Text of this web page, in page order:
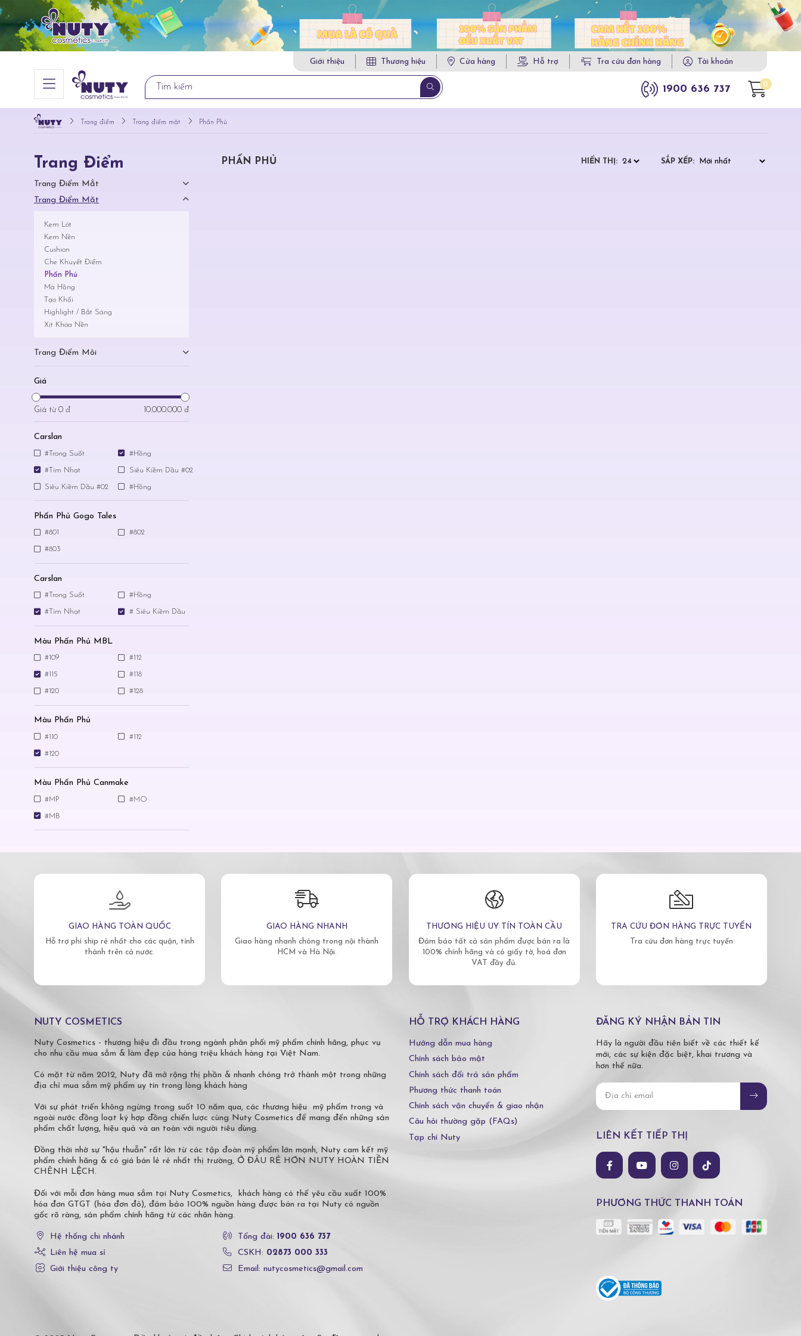
Giới thiệu Thương hiệu Cửa hàng Hỗ trợ Tra cứu đơn hàng Tài khoản
1900 636 737 0
Trang điểm Trang điểm mặt Phấn Phủ
Trang Điểm
Trang Điểm Mắt
Trang Điểm Mặt
Kem Lót
Kem Nền
Cushion
Che Khuyết Điểm
Phấn Phủ
Má Hồng
Tạo Khối
Highlight / Bắt Sáng
Xịt Khóa Nền
Trang Điểm Môi
Giá
Giá từ 0 đ 10.000.000 đ
Carslan
#Trong Suốt #Hồng
#Tím Nhạt Siêu Kiềm Dầu #02
Siêu Kiềm Dầu #02 #Hồng
Phấn Phủ Gogo Tales
#801 #802
#803
Carslan
#Trong Suốt #Hồng
#Tím Nhạt # Siêu Kiềm Dầu
Màu Phấn Phủ MBL
#109 #112
#115 #118
#120 #128
Màu Phấn Phủ
#110 #112
#120
Màu Phấn Phủ Canmake
#MP #MO
#MB
PHẤN PHỦ HIỂN THỊ: SẮP XẾP:
GIAO HÀNG TOÀN QUỐC
Hỗ trợ phí ship rẻ nhất cho các quận, tỉnh
thành trên cả nước.
GIAO HÀNG NHANH
Giao hàng nhanh chóng trong nội thành
HCM và Hà Nội.
THƯƠNG HIỆU UY TÍN TOÀN CẦU
Đảm bảo tất cả sản phẩm được bán ra là
100% chính hãng và có giấy tờ, hoá đơn
VAT đầy đủ.
TRA CỨU ĐƠN HÀNG TRỰC TUYẾN
Tra cứu đơn hàng trực tuyến
NUTY COSMETICS
Nuty Cosmetics - thương hiệu đi đầu trong ngành phân phối mỹ phẩm chính hãng, phục vụ
cho nhu cầu mua sắm & làm đẹp của hàng triệu khách hàng tại Việt Nam.
Có mặt từ năm 2012, Nuty đã mở rộng thị phần & nhanh chóng trở thành một trong những
địa chỉ mua sắm mỹ phẩm uy tín trong lòng khách hàng
Với sự phát triển không ngừng trong suốt 10 năm qua, các thương hiệu mỹ phẩm trong và
ngoài nước đồng loạt ký hợp đồng chiến lược cùng Nuty Cosmetics để mang đến những sản
phẩm chất lượng, hiệu quả và an toàn với người tiêu dùng.
Đồng thời nhờ sự "hậu thuẫn" rất lớn từ các tập đoàn mỹ phẩm lớn mạnh, Nuty cam kết mỹ
phẩm chính hãng & có giá bán lẻ rẻ nhất thị trường, Ở ĐÂU RẺ HƠN NUTY HOÀN TIỀN
CHÊNH LỆCH.
Đối với mỗi đơn hàng mua sắm tại Nuty Cosmetics, khách hàng có thể yêu cầu xuất 100%
hóa đơn GTGT (hóa đơn đỏ), đảm bảo 100% nguồn hàng được bán ra tại Nuty có nguồn
gốc rõ ràng, sản phẩm chính hãng từ các nhãn hàng.
Hệ thống chi nhánh
Liên hệ mua sỉ
Giới thiệu công ty
Tổng đài: 1900 636 737
CSKH: 02873 000 333
Email: nutycosmetics@gmail.com
HỖ TRỢ KHÁCH HÀNG
Hướng dẫn mua hàng
Chính sách bảo mật
Chính sách đổi trả sản phẩm
Phương thức thanh toán
Chính sách vận chuyển & giao nhận
Câu hỏi thường gặp (FAQs)
Tạp chí Nuty
ĐĂNG KÝ NHẬN BẢN TIN
Hãy là người đầu tiên biết về các thiết kế
mới, các sự kiện đặc biệt, khai trương và
hơn thế nữa.
LIÊN KẾT TIẾP THỊ
PHƯƠNG THỨC THANH TOÁN